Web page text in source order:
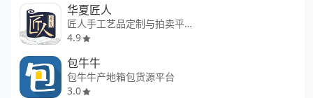
华夏匠人
匠人手工艺品定制与拍卖平台
4.9
包牛牛
包牛牛产地箱包货源平台
3.0